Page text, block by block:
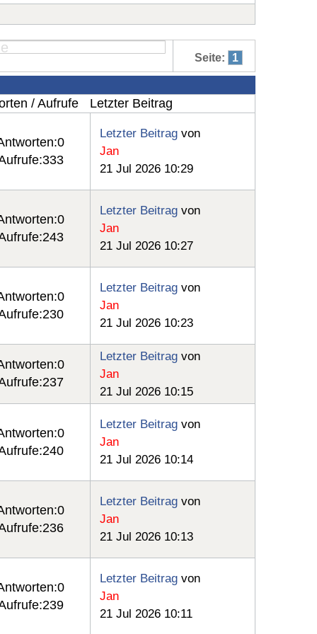
Seite: 1
/ Aufrufe Letzter Beitrag
0
333
Letzter Beitrag von
Jan
21 Jul 2026 10:29
0
243
Letzter Beitrag von
Jan
21 Jul 2026 10:27
0
230
Letzter Beitrag von
Jan
21 Jul 2026 10:23
0
237
Letzter Beitrag von
Jan
21 Jul 2026 10:15
0
240
Letzter Beitrag von
Jan
21 Jul 2026 10:14
0
236
Letzter Beitrag von
Jan
21 Jul 2026 10:13
0
239
Letzter Beitrag von
Jan
21 Jul 2026 10:11